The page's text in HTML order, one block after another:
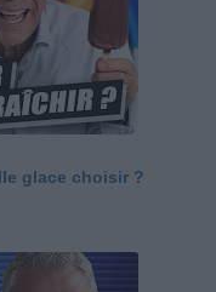
glace choisir ?